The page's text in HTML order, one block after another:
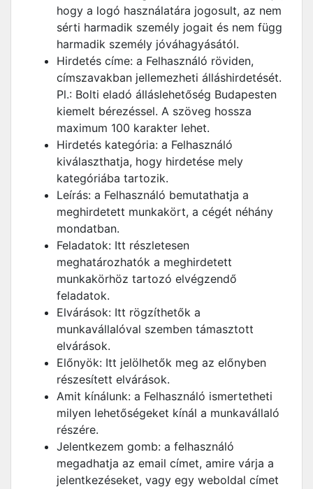
hogy a logó használatára jogosult, az nem
sérti harmadik személy jogait és nem függ
harmadik személy jóváhagyásától.
Hirdetés címe: a Felhasználó röviden,
címszavakban jellemezheti álláshirdetését.
Pl.: Bolti eladó álláslehetőség Budapesten
kiemelt bérezéssel. A szöveg hossza
maximum 100 karakter lehet.
Hirdetés kategória: a Felhasználó
kiválaszthatja, hogy hirdetése mely
kategóriába tartozik.
Leírás: a Felhasználó bemutathatja a
meghirdetett munkakört, a cégét néhány
mondatban.
Feladatok: Itt részletesen
meghatározhatók a meghirdetett
munkakörhöz tartozó elvégzendő
feladatok.
Elvárások: Itt rögzíthetők a
munkavállalóval szemben támasztott
elvárások.
Előnyök: Itt jelölhetők meg az előnyben
részesített elvárások.
Amit kínálunk: a Felhasználó ismertetheti
milyen lehetőségeket kínál a munkavállaló
részére.
Jelentkezem gomb: a felhasználó
megadhatja az email címet, amire várja a
jelentkezéseket, vagy egy weboldal címet